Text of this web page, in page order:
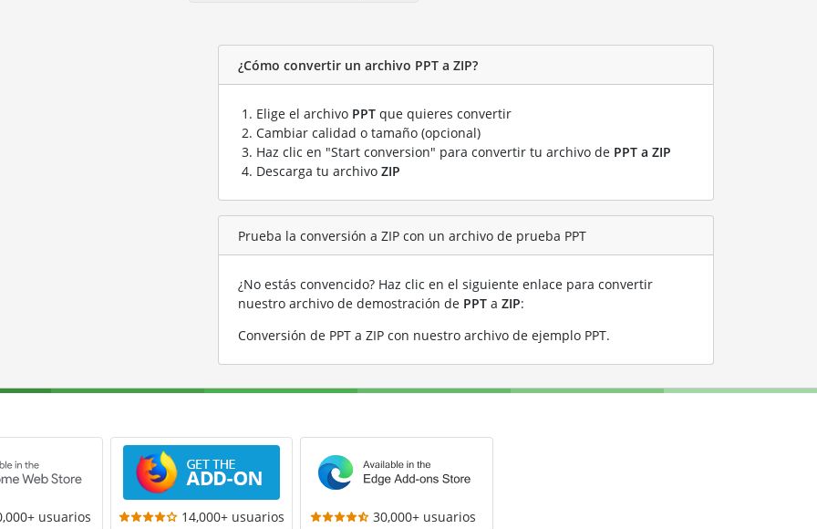
¿Cómo convertir un archivo PPT a ZIP?
Elige el archivo PPT que quieres convertir
Cambiar calidad o tamaño (opcional)
Haz clic en "Start conversion" para convertir tu archivo de PPT a ZIP
Descarga tu archivo ZIP
Prueba la conversión a ZIP con un archivo de prueba PPT
¿No estás convencido? Haz clic en el siguiente enlace para convertir
nuestro archivo de demostración de PPT a ZIP:
Conversión de PPT a ZIP con nuestro archivo de ejemplo PPT.
usuarios 14,000+ usuarios 30,000+ usuarios